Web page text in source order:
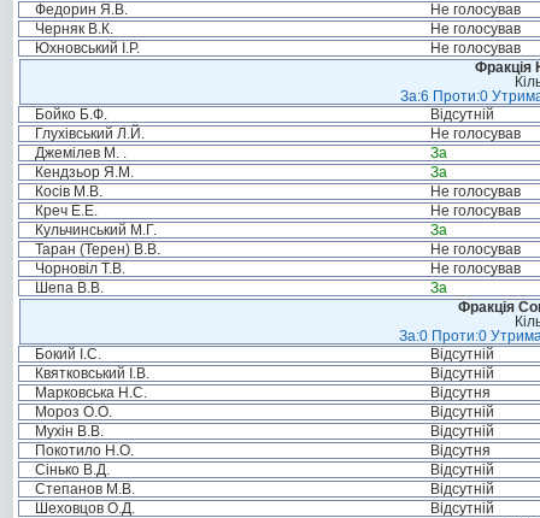
Федорин Я.В.
Не голосував
Черняк В.К.
Не голосував
Юхновський І.Р.
Не голосував
Фракція
За:6 Проти:0
Бойко Б.Ф.
Відсутній
Глухівський Л.Й.
Не голосував
Джемілев М. .
За
Кендзьор Я.М.
За
Косів М.В.
Не голосував
Креч Е.Е.
Не голосував
Кульчинський М.Г.
За
Таран (Терен) В.В.
Не голосував
Чорновіл Т.В.
Не голосував
Шепа В.В.
За
Фракція
За:0 Проти:0
Бокий І.С.
Відсутній
Квятковський І.В.
Відсутній
Марковська Н.С.
Відсутня
Мороз О.О.
Відсутній
Мухін В.В.
Відсутній
Покотило Н.О.
Відсутня
Сінько В.Д.
Відсутній
Степанов М.В.
Відсутній
Шеховцов О.Д.
Відсутній